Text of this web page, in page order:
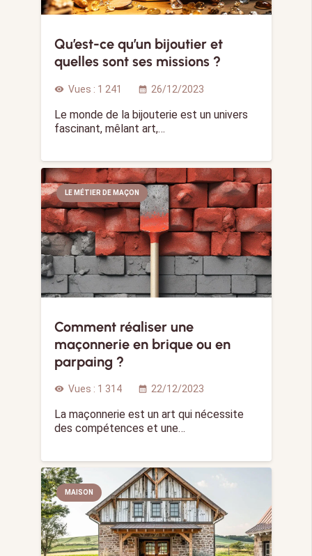
Qu’est-ce qu’un bijoutier et
quelles sont ses missions ?
visibility Vues : 1 241 calendar_month 26/12/2023
Le monde de la bijouterie est un univers
fascinant, mêlant art,…
LE MÉTIER DE MAÇON
Comment réaliser une
maçonnerie en brique ou en
parpaing ?
visibility Vues : 1 314 calendar_month 22/12/2023
La maçonnerie est un art qui nécessite
des compétences et une…
MAISON